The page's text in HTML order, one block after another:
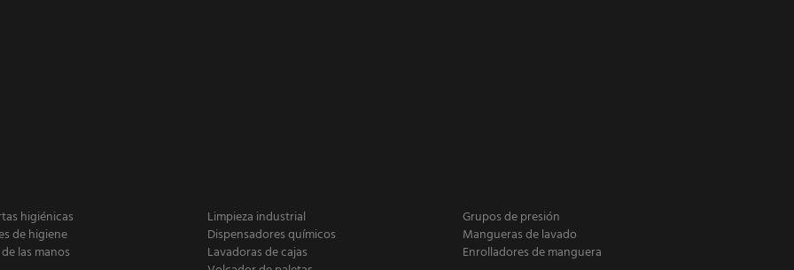
higiénicas
de higiene
las manos
Limpieza industrial
Dispensadores químicos
Lavadoras de cajas
Grupos de presión
Mangueras de lavado
Enrolladores de manguera